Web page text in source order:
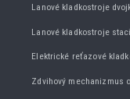
Lanové kladkostroje
Lanové kladkostroje
Elektrické reťazové
Zdvihový mechanizmus